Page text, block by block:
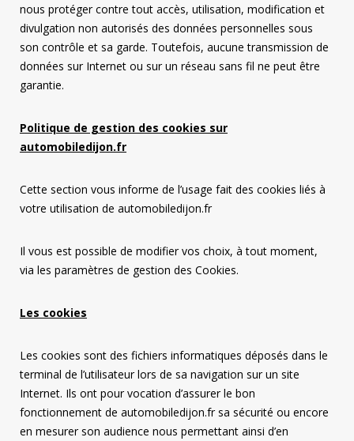
nous protéger contre tout accès, utilisation, modification et
divulgation non autorisés des données personnelles sous
son contrôle et sa garde. Toutefois, aucune transmission de
données sur Internet ou sur un réseau sans fil ne peut être
garantie.
Politique de gestion des cookies sur
automobiledijon.fr
Cette section vous informe de l’usage fait des cookies liés à
votre utilisation de automobiledijon.fr
Il vous est possible de modifier vos choix, à tout moment,
via les paramètres de gestion des Cookies.
Les cookies
Les cookies sont des fichiers informatiques déposés dans le
terminal de l’utilisateur lors de sa navigation sur un site
Internet. Ils ont pour vocation d’assurer le bon
fonctionnement de automobiledijon.fr sa sécurité ou encore
en mesurer son audience nous permettant ainsi d’en